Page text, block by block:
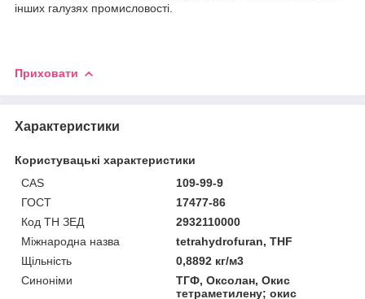
інших галузях промисловості.
Приховати
Характеристики
Користувацькі характеристики
CAS
109-99-9
ГОСТ
17477-86
Код ТН ЗЕД
2932110000
Міжнародна назва
tetrahydrofuran, THF
Щільність
0,8892 кг/м3
Синоніми
ТГФ, Оксолан, Окис
тетраметилену; окис